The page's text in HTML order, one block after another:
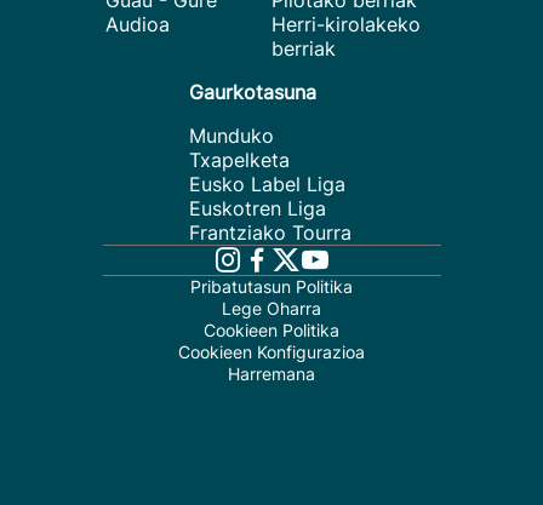
Audioa
Herri-kirolakeko
berriak
Gaurkotasuna
Munduko
Txapelketa
Eusko Label Liga
Euskotren Liga
Frantziako Tourra
Pribatutasun Politika
Lege Oharra
Cookieen Politika
Cookieen Konfigurazioa
Harremana